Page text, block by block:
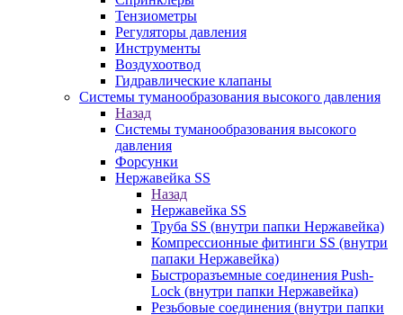
Тензиометры
Регуляторы давления
Инструменты
Воздухоотвод
Гидравлические клапаны
Системы туманообразования высокого давления
Назад
Системы туманообразования высокого
давления
Форсунки
Нержавейка SS
Назад
Нержавейка SS
Труба SS (внутри папки Нержавейка)
Компрессионные фитинги SS (внутри
папаки Нержавейка)
Быстроразъемные соединения Push-
Lock (внутри папки Нержавейка)
Резьбовые соединения (внутри папки